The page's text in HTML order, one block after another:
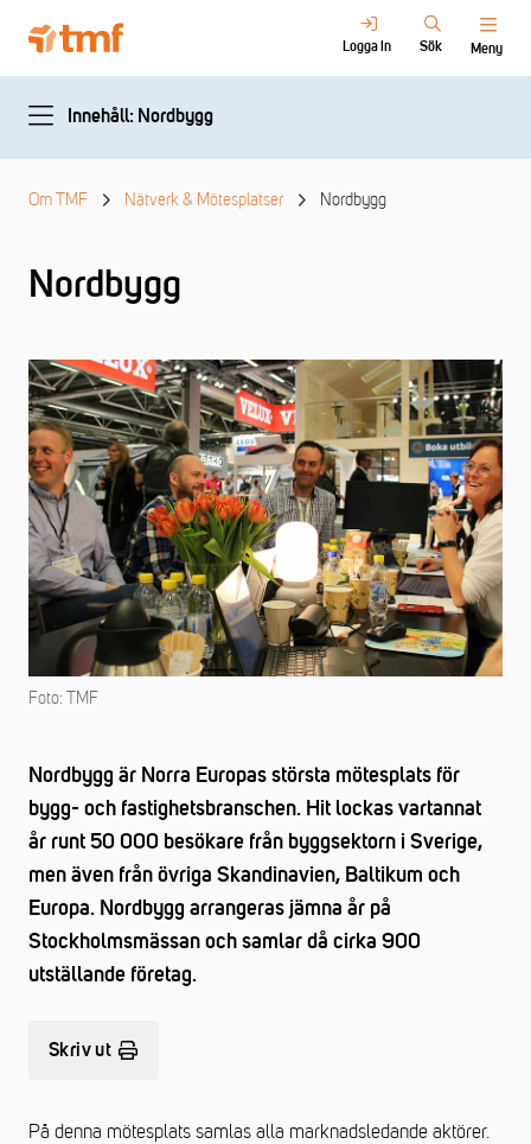
Logga in Sök Meny
Innehåll: Nordbygg
Om TMF Nätverk & Mötesplatser Nordbygg
Nordbygg
Foto: TMF
Nordbygg är Norra Europas största mötesplats för
bygg- och fastighetsbranschen. Hit lockas vartannat
år runt 50 000 besökare från byggsektorn i Sverige,
men även från övriga Skandinavien, Baltikum och
Europa. Nordbygg arrangeras jämna år på
Stockholmsmässan och samlar då cirka 900
utställande företag.
Skriv ut
På denna mötesplats samlas alla marknadsledande aktörer.